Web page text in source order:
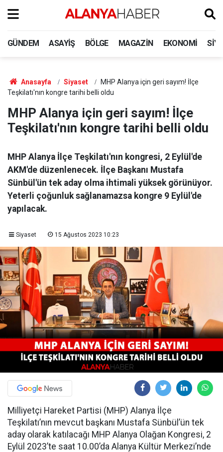
GÜNDEM ASAYIŞ BÖLGE MAGAZIN EKONOMI
Anasayfa Siyaset
MHP Alanya için geri sayım! İlçe
Teşkilatı'nın kongre tarihi belli oldu
MHP Alanya için geri sayım! İlçe
Teşkilatı'nın kongre tarihi belli oldu
MHP Alanya İlçe Teşkilatı'nın kongresi, 2 Eylül'de
AKM'de düzenlenecek. İlçe Başkanı Mustafa
Sünbül'ün tek aday olma ihtimali yüksek görünüyor.
Yeterli çoğunluk sağlanamazsa kongre 9 Eylül'de
yapılacak.
Siyaset 15 Ağustos 2023 10:23
Milliyetçi Hareket Partisi (MHP) Alanya İlçe
Teşkilatı’nın mevcut başkanı Mustafa Sünbül’ün tek
aday olarak katılacağı MHP Alanya Olağan Kongresi, 2
Eylül 2023’te saat 10.00’da Alanya Kültür Merkezi’nde